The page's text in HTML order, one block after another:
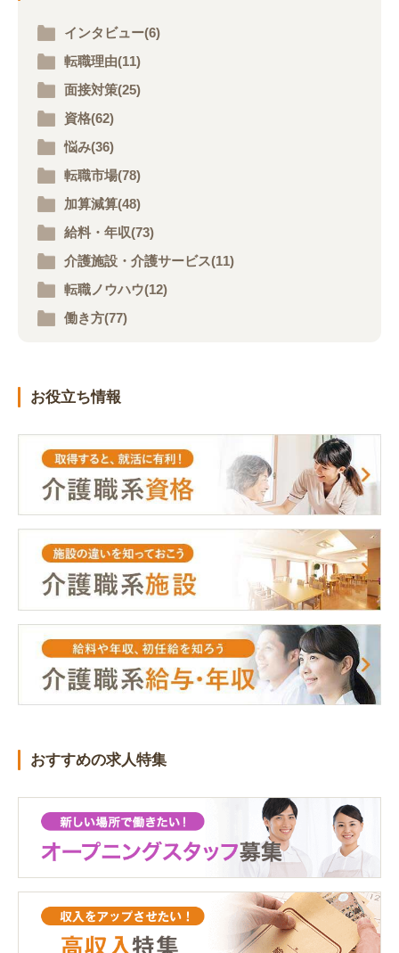
インタビュー(6)
転職理由(11)
面接対策(25)
資格(62)
悩み(36)
転職市場(78)
加算減算(48)
給料・年収(73)
介護施設・介護サービス(11)
転職ノウハウ(12)
働き方(77)
お役立ち情報
おすすめの求人特集